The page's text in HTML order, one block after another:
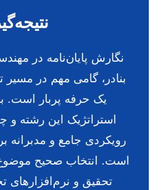
نگارش پایان‌نامه در
بنادر، گامی مهم در
یک حرفه پربار است.
استراتژیک این رشته
رویکردی جامع و مدبرانه
است. انتخاب صحیح
تحقیق و